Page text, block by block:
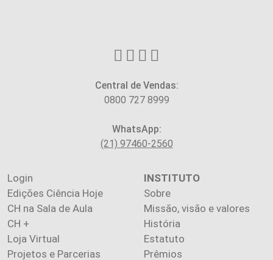
Central de Vendas:
0800 727 8999
WhatsApp:
(21) 97460-2560
Login
Edições Ciência Hoje
CH na Sala de Aula
CH +
Loja Virtual
Projetos e Parcerias
INSTITUTO
Sobre
Missão, visão e valores
História
Estatuto
Prêmios